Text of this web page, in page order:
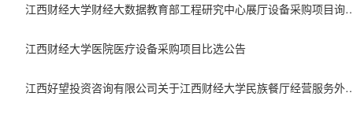
江西财经大学财经大数据教育部
江西财经大学医院医疗设备采购项目比选公告
江西好望投资咨询有限公司关于江西财经大